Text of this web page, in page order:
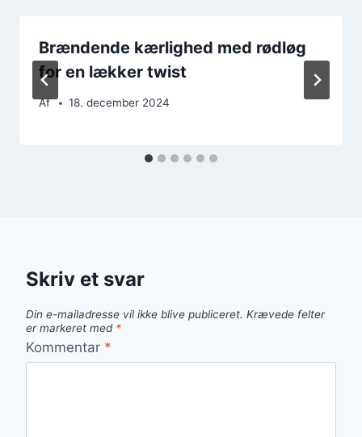
Brændende kærlighed med rødløg
for en lækker twist
Af 18. december 2024
Skriv et svar
Din e-mailadresse vil ikke blive publiceret. Krævede felter
er markeret med *
Kommentar *